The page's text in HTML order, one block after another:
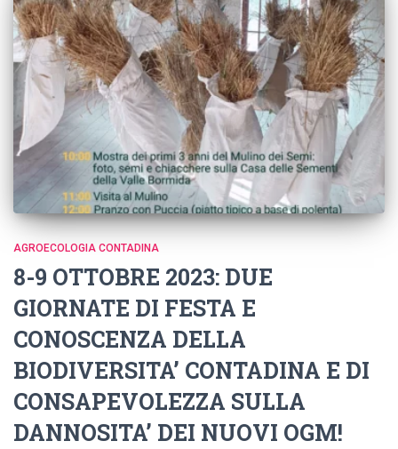
AGROECOLOGIA CONTADINA
8-9 OTTOBRE 2023: DUE
GIORNATE DI FESTA E
CONOSCENZA DELLA
BIODIVERSITA’ CONTADINA E DI
CONSAPEVOLEZZA SULLA
DANNOSITA’ DEI NUOVI OGM!